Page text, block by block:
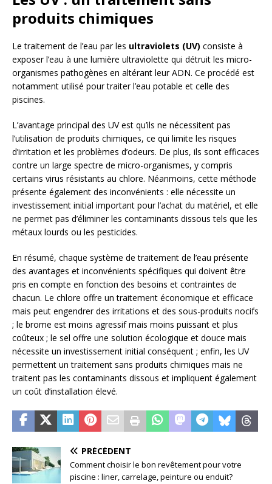
produits chimiques
Le traitement de l’eau par les ultraviolets (UV) consiste à
exposer l’eau à une lumière ultraviolette qui détruit les micro-
organismes pathogènes en altérant leur ADN. Ce procédé est
notamment utilisé pour traiter l’eau potable et celle des
piscines.
L’avantage principal des UV est qu’ils ne nécessitent pas
l’utilisation de produits chimiques, ce qui limite les risques
d’irritation et les problèmes d’odeurs. De plus, ils sont efficaces
contre un large spectre de micro-organismes, y compris
certains virus résistants au chlore. Néanmoins, cette méthode
présente également des inconvénients : elle nécessite un
investissement initial important pour l’achat du matériel, et elle
ne permet pas d’éliminer les contaminants dissous tels que les
métaux lourds ou les pesticides.
En résumé, chaque système de traitement de l’eau présente
des avantages et inconvénients spécifiques qui doivent être
pris en compte en fonction des besoins et contraintes de
chacun. Le chlore offre un traitement économique et efficace
mais peut engendrer des irritations et des sous-produits nocifs
; le brome est moins agressif mais moins puissant et plus
coûteux ; le sel offre une solution écologique et douce mais
nécessite un investissement initial conséquent ; enfin, les UV
permettent un traitement sans produits chimiques mais ne
traitent pas les contaminants dissous et impliquent également
un coût d’installation élevé.
PRÉCÉDENT
Comment choisir le bon revêtement pour votre
piscine : liner, carrelage, peinture ou enduit?